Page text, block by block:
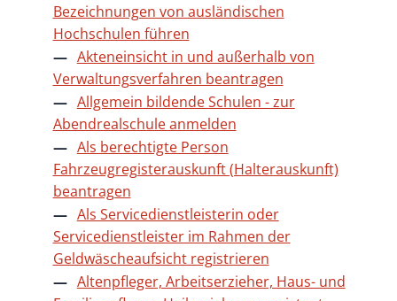
Bezeichnungen von ausländischen
Hochschulen führen
Akteneinsicht in und außerhalb von
Verwaltungsverfahren beantragen
Allgemein bildende Schulen - zur
Abendrealschule anmelden
Als berechtigte Person
Fahrzeugregisterauskunft (Halterauskunft)
beantragen
Als Servicedienstleisterin oder
Servicedienstleister im Rahmen der
Geldwäscheaufsicht registrieren
Altenpfleger, Arbeitserzieher, Haus- und